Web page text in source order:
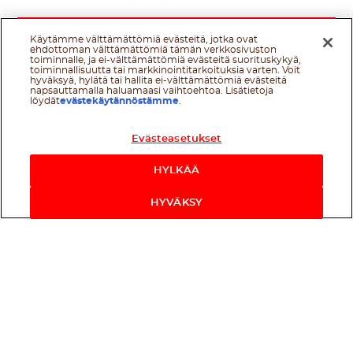
Käytämme välttämättömiä evästeitä, jotka ovat
ehdottoman välttämättömiä tämän verkkosivuston
toiminnalle, ja ei-välttämättömiä evästeitä suorituskykyä,
toiminnallisuutta tai markkinointitarkoituksia varten. Voit
hyväksyä, hylätä tai hallita ei-välttämättömiä evästeitä
napsauttamalla haluamaasi vaihtoehtoa. Lisätietoja
löydätevästekäytännöstämme
Evästeasetukset
HYLKÄÄ
HYVÄKSY